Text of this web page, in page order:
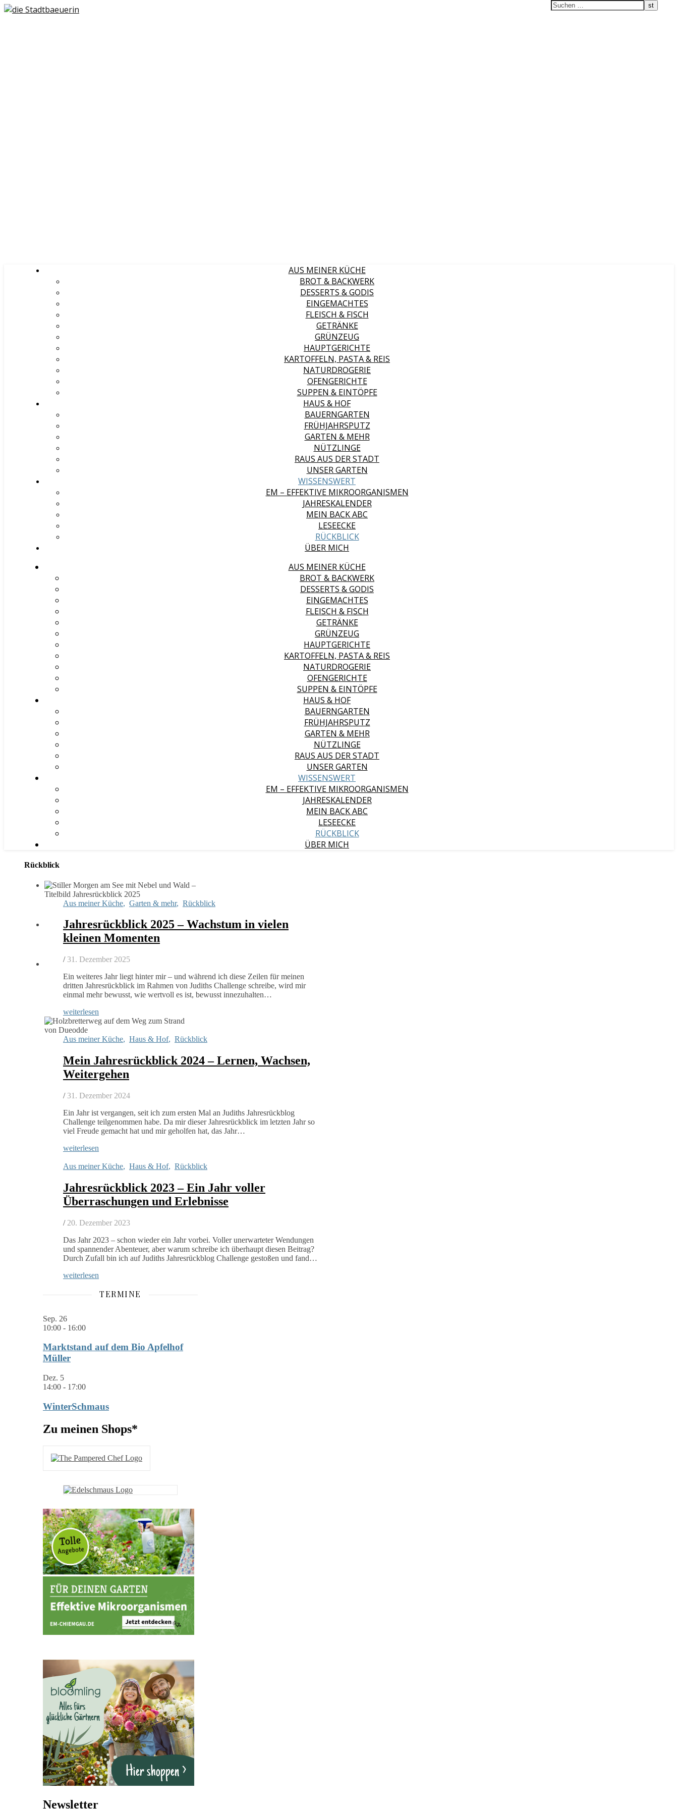
AUS MEINER KÜCHE
BROT & BACKWERK
DESSERTS & GODIS
EINGEMACHTES
FLEISCH & FISCH
GETRÄNKE
GRÜNZEUG
HAUPTGERICHTE
KARTOFFELN, PASTA & REIS
NATURDROGERIE
OFENGERICHTE
SUPPEN & EINTÖPFE
HAUS & HOF
BAUERNGARTEN
FRÜHJAHRSPUTZ
GARTEN & MEHR
NÜTZLINGE
RAUS AUS DER STADT
UNSER GARTEN
WISSENSWERT
EM – EFFEKTIVE MIKROORGANISMEN
JAHRESKALENDER
MEIN BACK ABC
LESEECKE
RÜCKBLICK
ÜBER MICH
AUS MEINER KÜCHE
BROT & BACKWERK
DESSERTS & GODIS
EINGEMACHTES
FLEISCH & FISCH
GETRÄNKE
GRÜNZEUG
HAUPTGERICHTE
KARTOFFELN, PASTA & REIS
NATURDROGERIE
OFENGERICHTE
SUPPEN & EINTÖPFE
HAUS & HOF
BAUERNGARTEN
FRÜHJAHRSPUTZ
GARTEN & MEHR
NÜTZLINGE
RAUS AUS DER STADT
UNSER GARTEN
WISSENSWERT
EM – EFFEKTIVE MIKROORGANISMEN
JAHRESKALENDER
MEIN BACK ABC
LESEECKE
RÜCKBLICK
ÜBER MICH
Rückblick
Aus meiner Küche, Garten & mehr, Rückblick
Jahresrückblick 2025 – Wachstum in vielen
kleinen Momenten
/ 31. Dezember 2025
Ein weiteres Jahr liegt hinter mir – und während ich diese Zeilen für meinen
dritten Jahresrückblick im Rahmen von Judiths Challenge schreibe, wird mir
einmal mehr bewusst, wie wertvoll es ist, bewusst innezuhalten…
weiterlesen
Aus meiner Küche, Haus & Hof, Rückblick
Mein Jahresrückblick 2024 – Lernen, Wachsen,
Weitergehen
/ 31. Dezember 2024
Ein Jahr ist vergangen, seit ich zum ersten Mal an Judiths Jahresrückblog
Challenge teilgenommen habe. Da mir dieser Jahresrückblick im letzten Jahr so
viel Freude gemacht hat und mir geholfen hat, das Jahr…
weiterlesen
Aus meiner Küche, Haus & Hof, Rückblick
Jahresrückblick 2023 – Ein Jahr voller
Überraschungen und Erlebnisse
/ 20. Dezember 2023
Das Jahr 2023 – schon wieder ein Jahr vorbei. Voller unerwarteter Wendungen
und spannender Abenteuer, aber warum schreibe ich überhaupt diesen Beitrag?
Durch Zufall bin ich auf Judiths Jahresrückblog Challenge gestoßen und fand…
weiterlesen
TERMINE
Sep. 26
10:00 - 16:00
Marktstand auf dem Bio Apfelhof
Müller
Dez. 5
14:00 - 17:00
WinterSchmaus
Zu meinen Shops*
Newsletter